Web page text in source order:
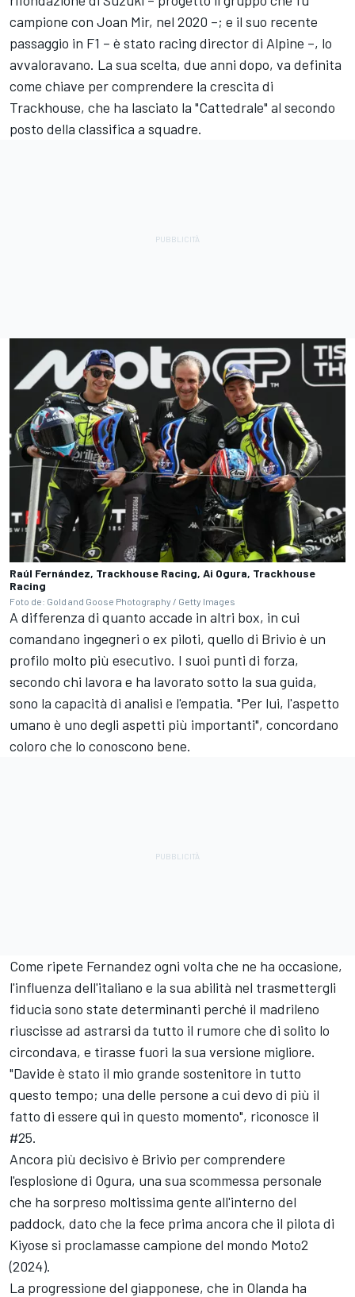
campione con Joan Mir, nel 2020 –; e il suo recente
passaggio in F1 – è stato racing director di Alpine –, lo
avvaloravano. La sua scelta, due anni dopo, va definita
come chiave per comprendere la crescita di
Trackhouse, che ha lasciato la "Cattedrale" al secondo
posto della classifica a squadre.
Raúl Fernández, Trackhouse Racing, Ai Ogura, Trackhouse
Racing
Foto de: Gold and Goose Photography / Getty Images
A differenza di quanto accade in altri box, in cui
comandano ingegneri o ex piloti, quello di Brivio è un
profilo molto più esecutivo. I suoi punti di forza,
secondo chi lavora e ha lavorato sotto la sua guida,
sono la capacità di analisi e l'empatia. "Per lui, l'aspetto
umano è uno degli aspetti più importanti", concordano
coloro che lo conoscono bene.
Come ripete Fernandez ogni volta che ne ha occasione,
l'influenza dell'italiano e la sua abilità nel trasmettergli
fiducia sono state determinanti perché il madrileno
riuscisse ad astrarsi da tutto il rumore che di solito lo
circondava, e tirasse fuori la sua versione migliore.
"Davide è stato il mio grande sostenitore in tutto
questo tempo; una delle persone a cui devo di più il
fatto di essere qui in questo momento", riconosce il
#25.
Ancora più decisivo è Brivio per comprendere
l'esplosione di Ogura, una sua scommessa personale
che ha sorpreso moltissima gente all'interno del
paddock, dato che la fece prima ancora che il pilota di
Kiyose si proclamasse campione del mondo Moto2
(2024).
La progressione del giapponese, che in Olanda ha